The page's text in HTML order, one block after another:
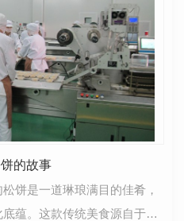
的故事
饼是一道琳琅满目的佳肴，
蕴。这款传统美食源自于陕